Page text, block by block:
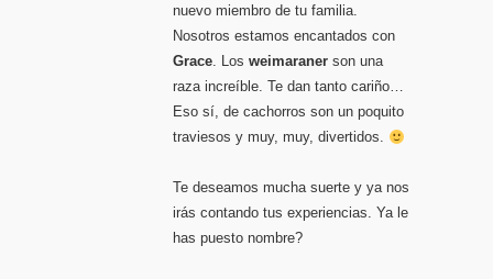
nuevo miembro de tu familia.
Nosotros estamos encantados con
Grace. Los weimaraner son una
raza increíble. Te dan tanto cariño…
Eso sí, de cachorros son un poquito
traviesos y muy, muy, divertidos.
Te deseamos mucha suerte y ya nos
irás contando tus experiencias. Ya le
has puesto nombre?